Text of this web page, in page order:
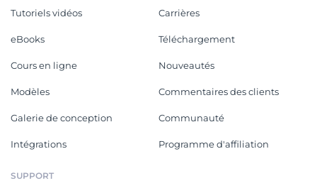
Tutoriels vidéos
eBooks
Cours en ligne
Modèles
Galerie de conception
Intégrations
Carrières
Téléchargement
Nouveautés
Commentaires des clients
Communauté
Programme d'affiliation
SUPPORT